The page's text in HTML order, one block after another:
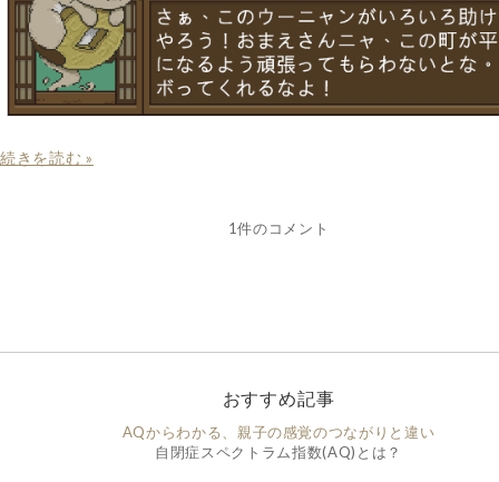
続きを読む »
1件のコメント
おすすめ記事
AQからわかる、親子の感覚のつながりと違い
自閉症スペクトラム指数(AQ)とは？